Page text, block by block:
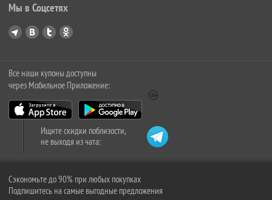
Мы в Соцсетях
Все наши купоны доступны
через Мобильное Приложение:
Ищите скидки поблизости,
не выходя из чата:
Сэкономьте до 90% при любых покупках
Подпишитесь на самые выгодные предложения